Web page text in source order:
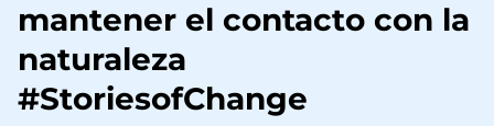
mantener el contacto con la
naturaleza
#StoriesofChange